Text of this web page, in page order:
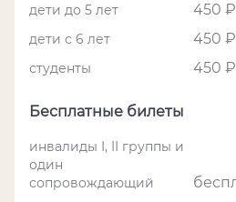
дети до 5 лет 450 ₽
дети с 6 лет 450 ₽
студенты 450 ₽
Бесплатные билеты
инвалиды I, II группы и
один
сопровождающий